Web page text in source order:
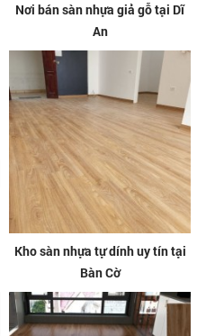
Nơi bán sàn nhựa giả gỗ tại Dĩ
An
Kho sàn nhựa tự dính uy tín tại
Bàn Cờ